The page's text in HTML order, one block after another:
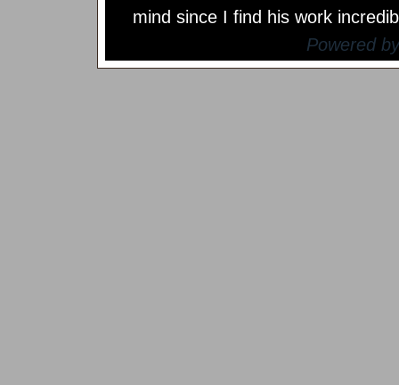
mind since I find his work
Powered